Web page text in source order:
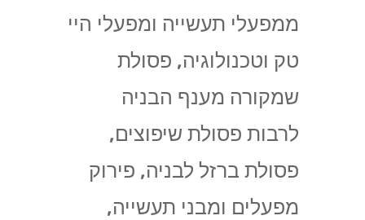
ממפעלי תעשייה ומפעלי היי
טק וטכנולוגיה, פסולת
שמקורה מענף הבניה
לרבות פסולת שיפוצים,
פסולת ברזל לבניה, פירוק
מפעלים ומבני תעשייה,